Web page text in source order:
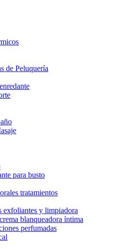
de Peluquería
para busto
tratamientos
exfoliantes y limpiadora
blanqueadora íntima
perfumadas